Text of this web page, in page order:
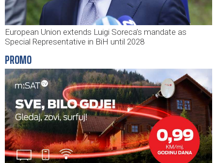
European Union extends Luigi Soreca’s mandate as
Special Representative in BiH until 2028
PROMO